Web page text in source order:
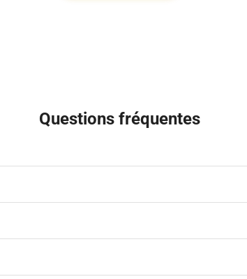
Questions fréquentes